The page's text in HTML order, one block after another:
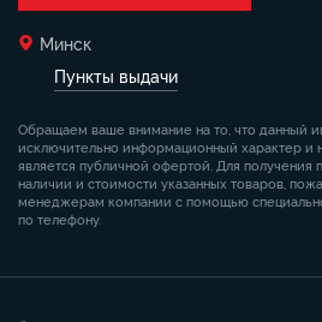
Минск
Пункты выдачи
Обращаем ваше внимание на то, что данный
исключительно информационный характер и
является публичной офертой. Для
наличии и стоимости указанных товаров,
менеджерам компании с помощью
по телефону.